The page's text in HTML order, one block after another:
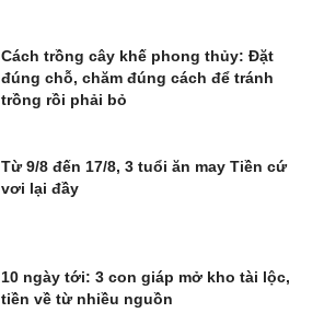
Cách trồng cây khế phong thủy: Đặt
đúng chỗ, chăm đúng cách để tránh
trồng rồi phải bỏ
Từ 9/8 đến 17/8, 3 tuổi ăn may Tiền cứ
vơi lại đầy
10 ngày tới: 3 con giáp mở kho tài lộc,
tiền về từ nhiều nguồn